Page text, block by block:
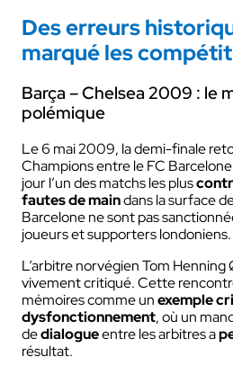
Des erreurs
marqué les
Barça – Chelsea 2009 : le
polémique
Le 6 mai 2009, la demi-finale
Champions entre le FC
jour l’un des matchs les plus
fautes de maindans la surface
Barcelone ne sont pas
joueurs et supporters londoniens.
L’arbitre norvégien Tom
vivement critiqué. Cette
mémoires comme unexemple
dysfonctionnement, où un
dedialogueentre les arbitres a
résultat.